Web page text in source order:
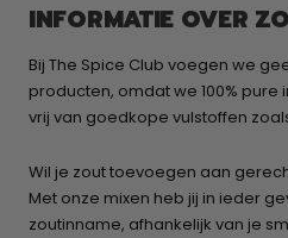
INFORMATIE OVER
Bij The Spice Club voegen we
producten, omdat we 100%
vrij van goedkope vulstoffen
Wil je zout toevoegen aan
Met onze mixen heb jij in ieder
zoutinname, afhankelijk van je